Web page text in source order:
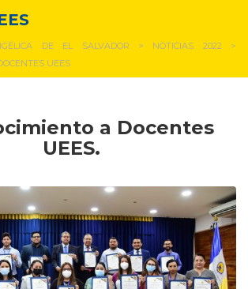
DE EL SALVADOR > NOTICIAS 2022>
UEES
a Docentes
UEES.